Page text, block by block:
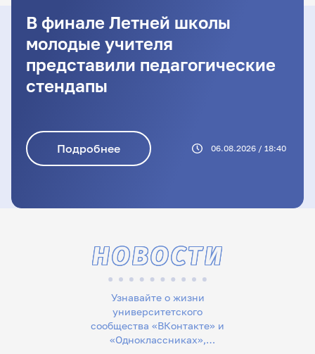
В финале Летней школы
молодые учителя
представили педагогические
стендапы
Подробнее 06.08.2026 / 18:40
Узнавайте о жизни
университетского
сообщества «ВКонтакте» и
«Одноклассниках»,
НОВОСТИ